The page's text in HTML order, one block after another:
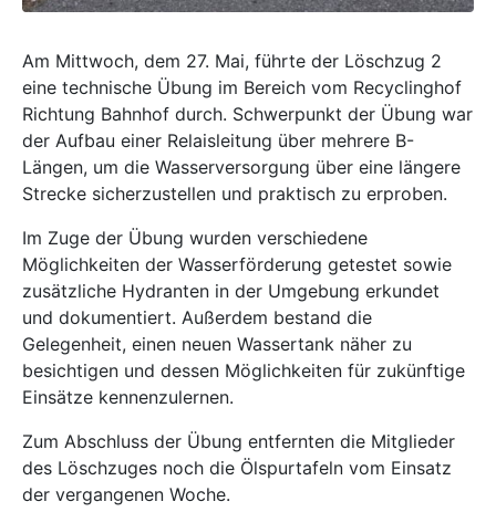
Am Mittwoch, dem 27. Mai, führte der Löschzug 2
eine technische Übung im Bereich vom Recyclinghof
Richtung Bahnhof durch. Schwerpunkt der Übung war
der Aufbau einer Relaisleitung über mehrere B-
Längen, um die Wasserversorgung über eine längere
Strecke sicherzustellen und praktisch zu erproben.
Im Zuge der Übung wurden verschiedene
Möglichkeiten der Wasserförderung getestet sowie
zusätzliche Hydranten in der Umgebung erkundet
und dokumentiert. Außerdem bestand die
Gelegenheit, einen neuen Wassertank näher zu
besichtigen und dessen Möglichkeiten für zukünftige
Einsätze kennenzulernen.
Zum Abschluss der Übung entfernten die Mitglieder
des Löschzuges noch die Ölspurtafeln vom Einsatz
der vergangenen Woche.